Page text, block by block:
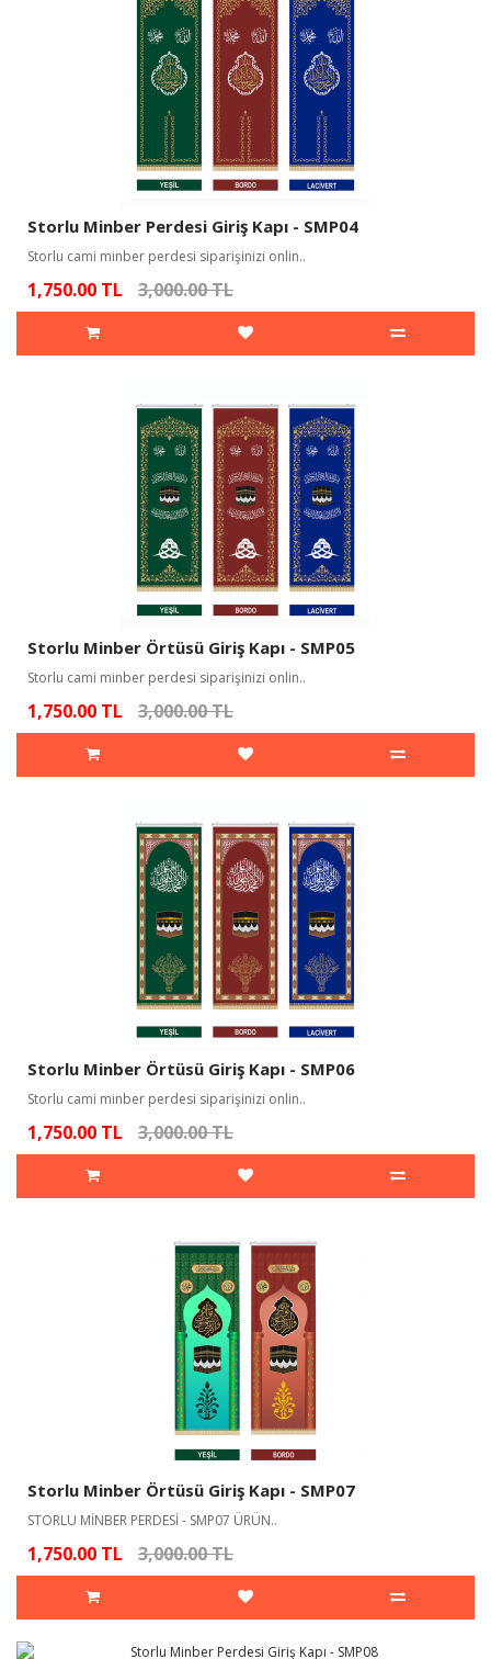
Storlu Minber Perdesi Giriş Kapı - SMP04
Storlu cami minber perdesi siparişinizi onlin..
1,750.00 TL 3,000.00 TL
Storlu Minber Örtüsü Giriş Kapı - SMP05
Storlu cami minber perdesi siparişinizi onlin..
1,750.00 TL 3,000.00 TL
Storlu Minber Örtüsü Giriş Kapı - SMP06
Storlu cami minber perdesi siparişinizi onlin..
1,750.00 TL 3,000.00 TL
Storlu Minber Örtüsü Giriş Kapı - SMP07
STORLU MİNBER PERDESİ - SMP07 ÜRÜN..
1,750.00 TL 3,000.00 TL